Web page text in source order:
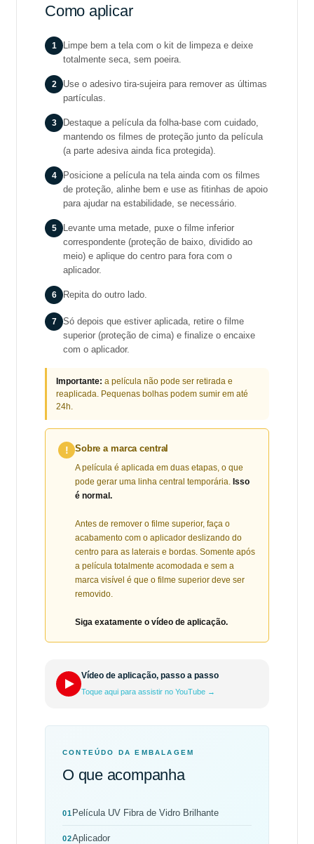
Como aplicar
1
Limpe bem a tela com o kit de limpeza e deixe
totalmente seca, sem poeira.
2
Use o adesivo tira-sujeira para remover as últimas
partículas.
3
Destaque a película da folha-base com cuidado,
mantendo os filmes de proteção junto da película
(a parte adesiva ainda fica protegida).
4
Posicione a película na tela ainda com os filmes
de proteção, alinhe bem e use as fitinhas de apoio
para ajudar na estabilidade, se necessário.
5
Levante uma metade, puxe o filme inferior
correspondente (proteção de baixo, dividido ao
meio) e aplique do centro para fora com o
aplicador.
6 Repita do outro lado.
7
Só depois que estiver aplicada, retire o filme
superior (proteção de cima) e finalize o encaixe
com o aplicador.
Importante: a película não pode ser retirada e
reaplicada. Pequenas bolhas podem sumir em até
24h.
! Sobre a marca central
A película é aplicada em duas etapas, o que
pode gerar uma linha central temporária. Isso
é normal.
Antes de remover o filme superior, faça o
acabamento com o aplicador deslizando do
centro para as laterais e bordas. Somente após
a película totalmente acomodada e sem a
marca visível é que o filme superior deve ser
removido.
Siga exatamente o vídeo de aplicação.
Vídeo de aplicação, passo a passo
Toque aqui para assistir no YouTube →
CONTEÚDO DA EMBALAGEM
O que acompanha
01 Película UV Fibra de Vidro Brilhante
02Aplicador